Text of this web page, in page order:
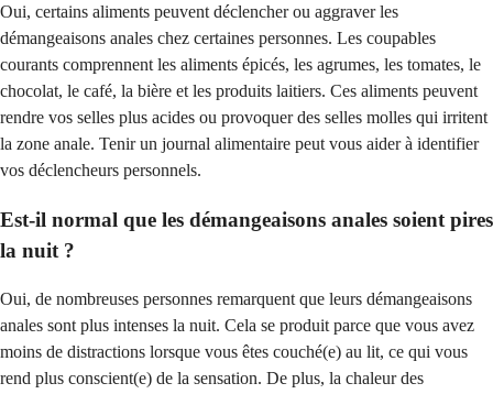
Oui, certains aliments peuvent déclencher ou aggraver les
démangeaisons anales chez certaines personnes. Les coupables
courants comprennent les aliments épicés, les agrumes, les tomates, le
chocolat, le café, la bière et les produits laitiers. Ces aliments peuvent
rendre vos selles plus acides ou provoquer des selles molles qui irritent
la zone anale. Tenir un journal alimentaire peut vous aider à identifier
vos déclencheurs personnels.
Est-il normal que les démangeaisons anales soient pires
la nuit ?
Oui, de nombreuses personnes remarquent que leurs démangeaisons
anales sont plus intenses la nuit. Cela se produit parce que vous avez
moins de distractions lorsque vous êtes couché(e) au lit, ce qui vous
rend plus conscient(e) de la sensation. De plus, la chaleur des